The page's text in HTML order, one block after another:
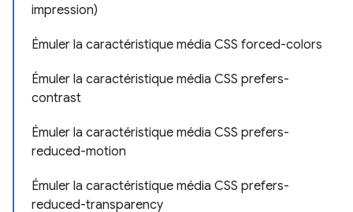
impression)
Émuler la caractéristique média CSS forced-colors
Émuler la caractéristique média CSS prefers-
contrast
Émuler la caractéristique média CSS prefers-
reduced-motion
Émuler la caractéristique média CSS prefers-
reduced-transparency